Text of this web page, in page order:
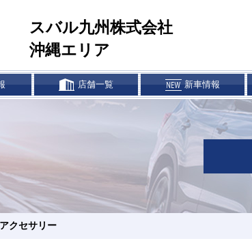
スバル九州株式会社
沖縄エリア
リース&クレジット
所有権解除について
店舗一覧
豊崎店 具志川店
浦添店/カースポッ
新車情報
クセサリー